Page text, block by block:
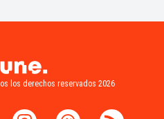
los derechos reservados 2026